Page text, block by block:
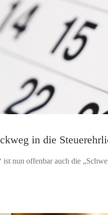
in die
nun offenbar auch die